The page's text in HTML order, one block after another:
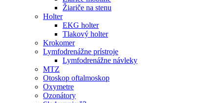
Žiariče na stenu
Holter
EKG holter
Tlakový holter
Krokomer
Lymfodrenážne prístroje
Lymfodrenážne návleky
MTZ
Otoskop oftalmoskop
Oxymetre
Ozonátory